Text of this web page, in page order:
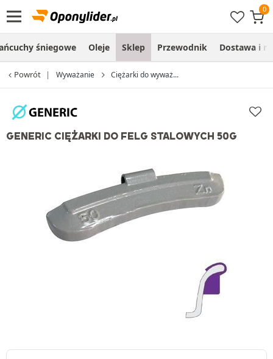
śniegowe Oleje Sklep Przewodnik Dostawa i
Powrót Wyważanie Ciężarki do wyważ...
GENERIC CIĘŻARKI DO FELG STALOWYCH 50G